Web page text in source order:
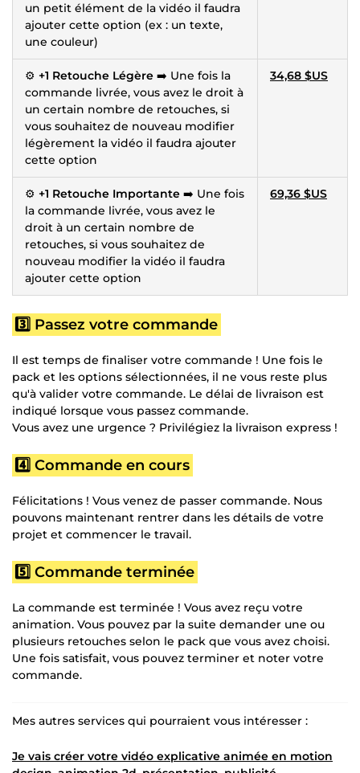
un petit élément de la vidéo il faudra
ajouter cette option (ex : un texte,
une couleur)
⚙️ +1 Retouche Légère ➡️ Une fois la
commande livrée, vous avez le droit à
un certain nombre de retouches, si
vous souhaitez de nouveau modifier
légèrement la vidéo il faudra ajouter
cette option
34,68 $US
⚙️ +1 Retouche Importante ➡️ Une fois
la commande livrée, vous avez le
droit à un certain nombre de
retouches, si vous souhaitez de
nouveau modifier la vidéo il faudra
ajouter cette option
69,36 $US
3️⃣ Passez votre commande
Il est temps de finaliser votre commande ! Une fois le
pack et les options sélectionnées, il ne vous reste plus
qu'à valider votre commande. Le délai de livraison est
indiqué lorsque vous passez commande.
Vous avez une urgence ? Privilégiez la livraison express !
4️⃣ Commande en cours
Félicitations ! Vous venez de passer commande. Nous
pouvons maintenant rentrer dans les détails de votre
projet et commencer le travail.
5️⃣ Commande terminée
La commande est terminée ! Vous avez reçu votre
animation. Vous pouvez par la suite demander une ou
plusieurs retouches selon le pack que vous avez choisi.
Une fois satisfait, vous pouvez terminer et noter votre
commande.
Mes autres services qui pourraient vous intéresser :
Je vais créer votre vidéo explicative animée en motion